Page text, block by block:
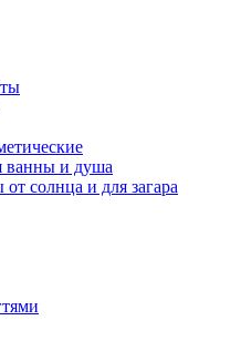
ванны и душа
солнца и для загара